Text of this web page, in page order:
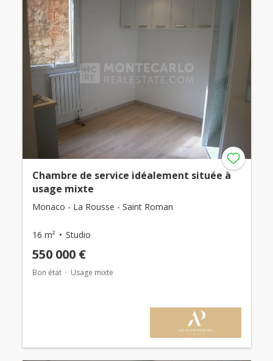
Chambre de service idéalement située à
usage mixte
Monaco - La Rousse - Saint Roman
16 m² Studio
550 000 €
Bon état Usage mixte